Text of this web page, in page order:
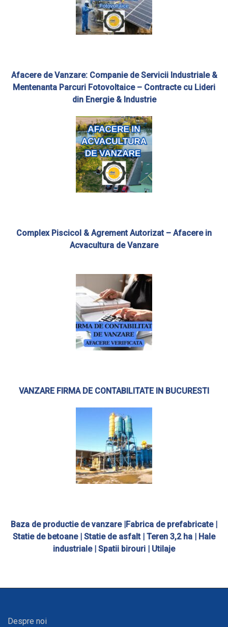
Afacere de Vanzare: Companie de Servicii Industriale &
Mentenanta Parcuri Fotovoltaice – Contracte cu Lideri
din Energie & Industrie
Complex Piscicol & Agrement Autorizat – Afacere in
Acvacultura de Vanzare
VANZARE FIRMA DE CONTABILITATE IN BUCURESTI
Baza de productie de vanzare |Fabrica de prefabricate |
Statie de betoane | Statie de asfalt | Teren 3,2 ha | Hale
industriale | Spatii birouri | Utilaje
Despre noi